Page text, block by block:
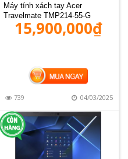
Máy tính xách tay Acer
Travelmate TMP214-55-G
15,900,000₫
MUA HÀNG
739 04/03/2025